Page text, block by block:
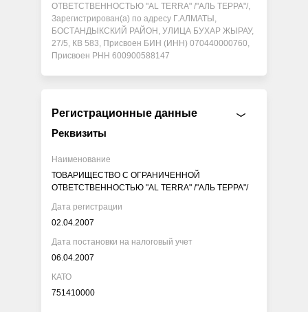
ОТВЕТСТВЕННОСТЬЮ "AL TERRA" /"АЛЬ ТЕРРА"/,
Зарегистрирован(а) по адресу Г.АЛМАТЫ,
БОСТАНДЫКСКИЙ РАЙОН, УЛИЦА БУХАР ЖЫРАУ,
27/5, КВ 583, Присвоен БИН (ИНН) 070440000760,
Присвоен РНН 600900588147
Регистрационные данные
Реквизиты
Наименование
ТОВАРИЩЕСТВО С ОГРАНИЧЕННОЙ
ОТВЕТСТВЕННОСТЬЮ "AL TERRA" /"АЛЬ ТЕРРА"/
Дата регистрации
02.04.2007
Дата постановки на налоговый учет
06.04.2007
КАТО
751410000